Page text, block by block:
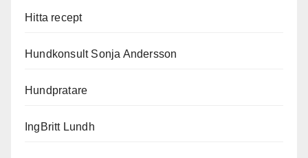
Hitta recept
Hundkonsult Sonja Andersson
Hundpratare
IngBritt Lundh